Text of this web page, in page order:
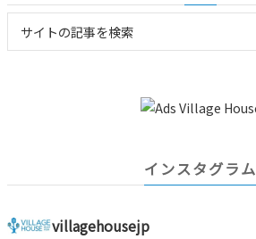
インスタグラム
villagehousejp